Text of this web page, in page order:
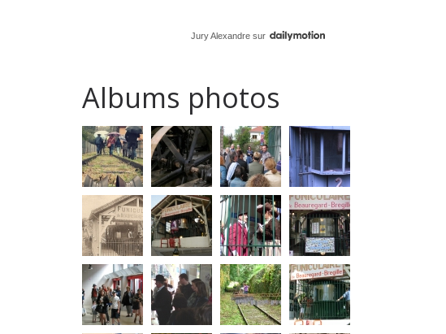
Jury Alexandresur
Albums photos